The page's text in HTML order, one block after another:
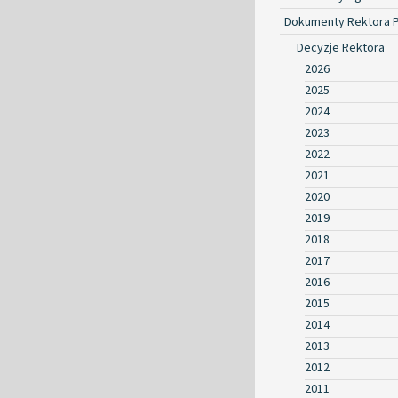
Dokumenty Rektora
Decyzje Rektora
2026
2025
2024
2023
2022
2021
2020
2019
2018
2017
2016
2015
2014
2013
2012
2011